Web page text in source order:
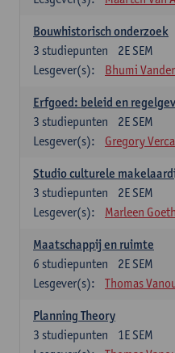
Bouwhistorisch onderzoek
2E SEM
3 studiepunten
Lesgever(s):
Bhumi
Erfgoed: beleid en
2E SEM
3 studiepunten
Lesgever(s):
Gregory
Studio culturele
2E SEM
3 studiepunten
Lesgever(s):
Marleen
Maatschappij en ruimte
2E SEM
6 studiepunten
Lesgever(s):
Thomas
Planning Theory
1E SEM
3 studiepunten